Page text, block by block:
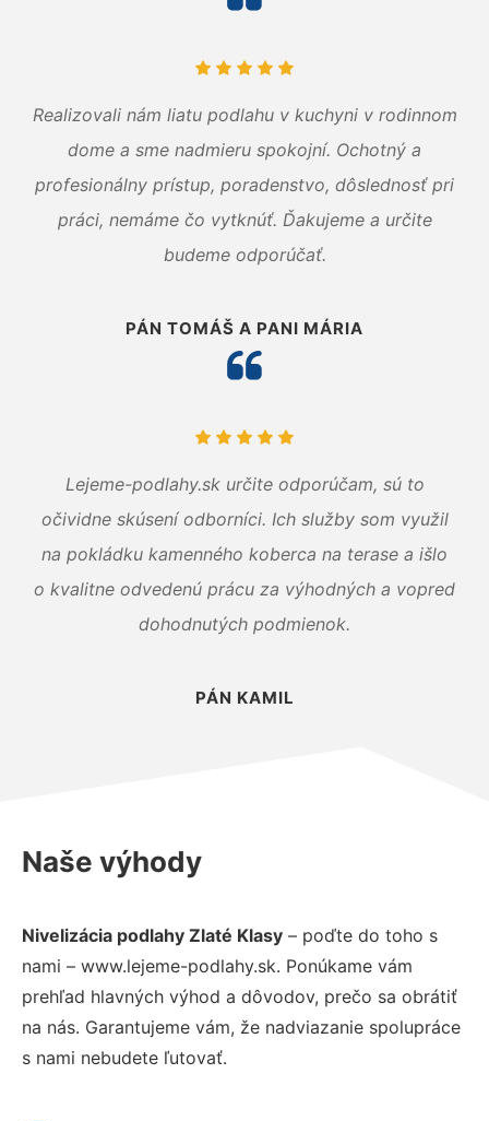
Realizovali nám liatu podlahu v kuchyni v rodinnom
dome a sme nadmieru spokojní. Ochotný a
profesionálny prístup, poradenstvo, dôslednosť pri
práci, nemáme čo vytknúť. Ďakujeme a určite
budeme odporúčať.
PÁN TOMÁŠ A PANI MÁRIA
Lejeme-podlahy.sk určite odporúčam, sú to
očividne skúsení odborníci. Ich služby som využil
na pokládku kamenného koberca na terase a išlo
o kvalitne odvedenú prácu za výhodných a vopred
dohodnutých podmienok.
PÁN KAMIL
Naše výhody
Nivelizácia podlahy Zlaté Klasy – poďte do toho s
nami – www.lejeme-podlahy.sk. Ponúkame vám
prehľad hlavných výhod a dôvodov, prečo sa obrátiť
na nás. Garantujeme vám, že nadviazanie spolupráce
s nami nebudete ľutovať.